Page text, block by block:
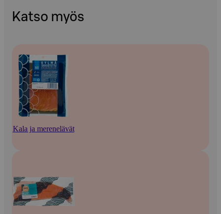
Katso myös
Kala ja merenelävät